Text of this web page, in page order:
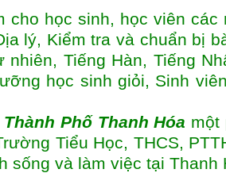
học sinh, học viên các
lý, Kiểm tra và chuẩn bị
nhiên, Tiếng Hàn, Tiếng
học sinh giỏi, Sinh
Phố Thanh Hóa một
Tiểu Học, THCS,
sống và làm việc tại Thanh